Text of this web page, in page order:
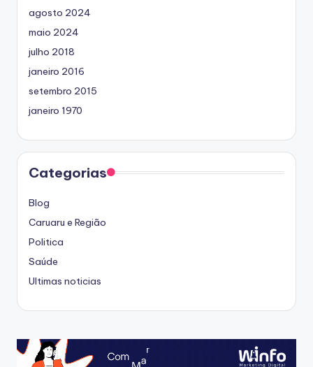
agosto 2024
maio 2024
julho 2018
janeiro 2016
setembro 2015
janeiro 1970
Categorias
Blog
Caruaru e Região
Politica
Saúde
Ultimas noticias